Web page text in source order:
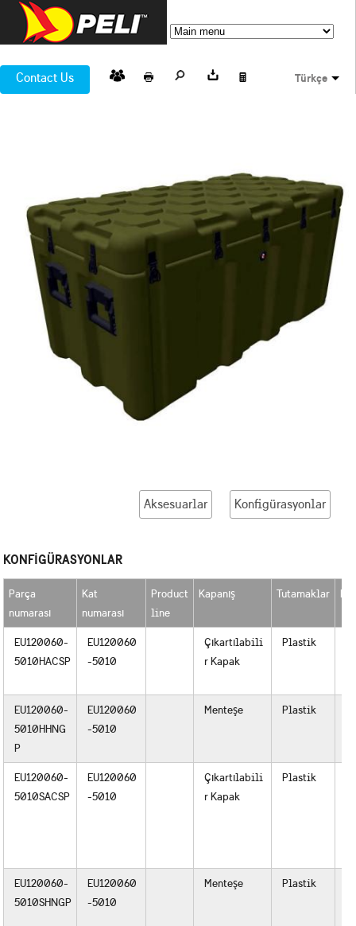
Contact Us Türkçe
Aksesuarlar Konfigürasyonlar
KONFIGÜRASYONLAR
Parça
numarası
Kat
numarası
Product
line
Kapanış Tutamaklar
EU120060-
5010HACSP
EU120060
-5010
Çıkartılabili
r Kapak
Plastik
EU120060-
5010HHNG
P
EU120060
-5010
Menteşe Plastik
EU120060-
5010SACSP
EU120060
-5010
Çıkartılabili
r Kapak
Plastik
EU120060-
5010SHNGP
EU120060
-5010
Menteşe Plastik